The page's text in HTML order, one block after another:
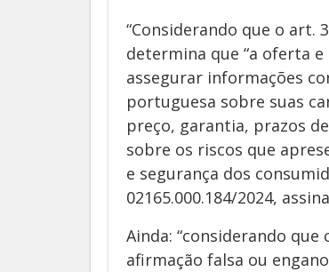
“Considerando que o art.
determina que “a oferta
assegurar informações
portuguesa sobre suas
preço, garantia, prazos
sobre os riscos que
e segurança dos
02165.000.184/2024,
Ainda: “considerando
afirmação falsa ou